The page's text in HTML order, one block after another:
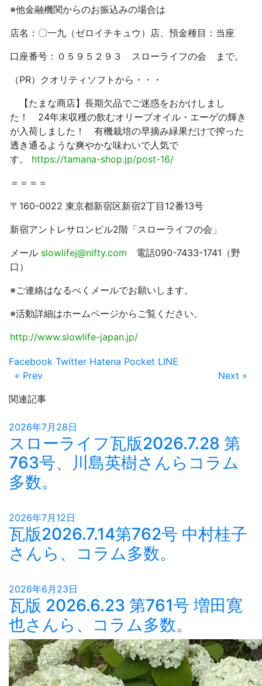
※他金融機関からのお振込みの場合は
店名：〇一九（ゼロイチキュウ）店、預金種目：当座
口座番号：０５９５２９３ スローライフの会 まで。
（PR）クオリティソフトから・・・
【たまな商店】長期欠品でご迷惑をおかけしまし
た！ 24年末収穫の飲むオリーブオイル・エーゲの輝き
が入荷しました！ 有機栽培の早摘み緑果だけで搾った
透き通るような爽やかな味わいで人気で
す。 https://tamana-shop.jp/post-16/
＝＝＝＝
〒160-0022 東京都新宿区新宿2丁目12番13号
新宿アントレサロンビル2階「スローライフの会」
メール slowlifej@nifty.com 電話090-7433-1741（野
口）
※ご連絡はなるべくメールでお願いします。
※活動詳細はホームページからご覧ください。
http://www.slowlife-japan.jp/
Facebook Twitter Hatena Pocket LINE
« Prev
Next »
関連記事
2026年7月28日
スローライフ瓦版2026.7.28 第
763号、川島英樹さんらコラム
多数。
2026年7月12日
瓦版2026.7.14第762号 中村桂子
さんら、コラム多数。
2026年6月23日
瓦版 2026.6.23 第761号 増田寛
也さんら、コラム多数。